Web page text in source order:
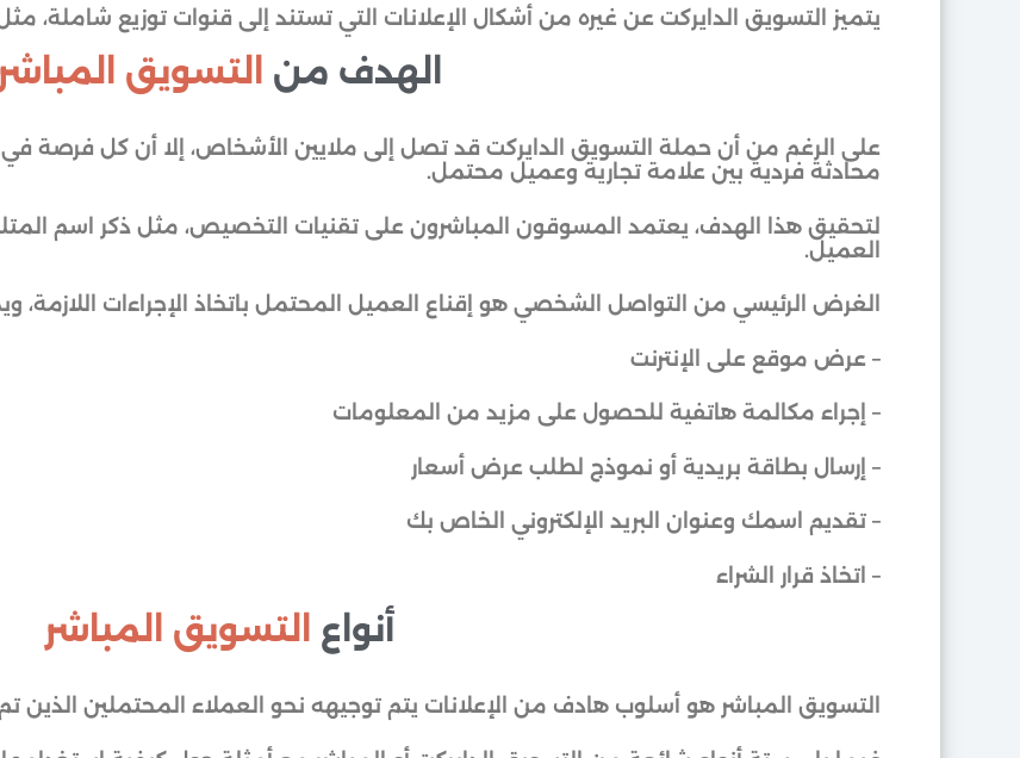
يتميز التسويق الدايركت عن غيره من أشكال الإعلانات التي تستند إلى قنوات توزيع شاملة، مثل
الهدف من التسويق المباشر
على الرغم من أن حملة التسويق الدايركت قد تصل إلى ملايين الأشخاص، إلا أن كل فرصة في
محادثة فردية بين علامة تجارية وعميل محتمل.
لتحقيق هذا الهدف، يعتمد المسوقون المباشرون على تقنيات التخصيص، مثل ذكر اسم المتلقي
العميل.
الغرض الرئيسي من التواصل الشخصي هو إقناع العميل المحتمل باتخاذ الإجراءات
– عرض موقع على الإنترنت
– إجراء مكالمة هاتفية للحصول على مزيد من المعلومات
– إرسال بطاقة بريدية أو نموذج لطلب عرض أسعار
– تقديم اسمك وعنوان البريد الإلكتروني الخاص بك
– اتخاذ قرار الشراء
أنواع التسويق المباشر
التسويق المباشر هو أسلوب هادف من الإعلانات يتم توجيهه نحو العملاء المحتملين الذين